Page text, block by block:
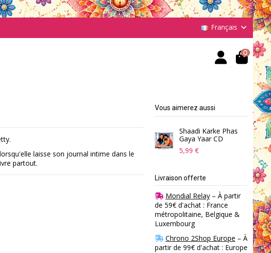
Français
0
laisse son journal intime dans le
partout.
Vous aimerez aussi
Shaadi Karke Phas
Gaya Yaar CD
5,99 €
Livraison offerte
Mondial Relay– À partir
de 59€ d'achat : France
métropolitaine, Belgique &
Luxembourg
Chrono 2Shop Europe – À
partir de 99€ d'achat : Europe